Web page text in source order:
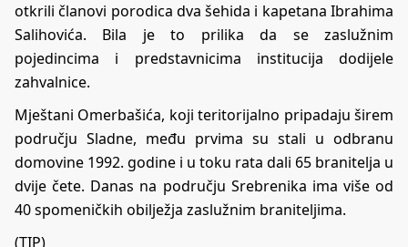
otkrili članovi porodica dva šehida i kapetana Ibrahima
Salihovića. Bila je to prilika da se zaslužnim
pojedincima i predstavnicima institucija dodijele
zahvalnice.
Mještani Omerbašića, koji teritorijalno pripadaju širem
području Sladne, među prvima su stali u odbranu
domovine 1992. godine i u toku rata dali 65 branitelja u
dvije čete. Danas na području Srebrenika ima više od
40 spomeničkih obilježja zaslužnim braniteljima.
(TIP)